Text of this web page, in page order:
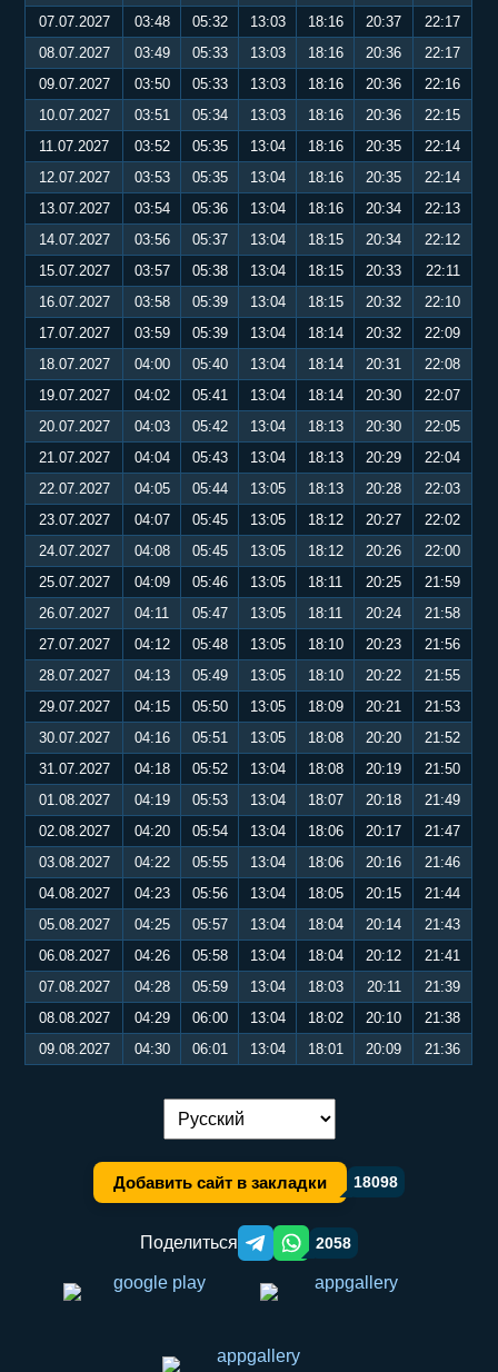
07.07.2027
03:48 05:32 13:03 18:16 20:37
22:17
08.07.2027
03:49 05:33 13:03 18:16 20:36
22:17
09.07.2027
03:50 05:33 13:03 18:16 20:36
22:16
10.07.2027
03:51 05:34 13:03 18:16 20:36
22:15
11.07.2027
03:52 05:35 13:04 18:16 20:35
22:14
12.07.2027
03:53 05:35 13:04 18:16 20:35
22:14
13.07.2027
03:54 05:36 13:04 18:16 20:34
22:13
14.07.2027
03:56 05:37 13:04 18:15 20:34
22:12
15.07.2027
03:57 05:38 13:04 18:15 20:33
22:11
16.07.2027
03:58 05:39 13:04 18:15 20:32
22:10
17.07.2027
03:59 05:39 13:04 18:14 20:32
22:09
18.07.2027
04:00 05:40 13:04 18:14 20:31
22:08
19.07.2027
04:02 05:41 13:04 18:14 20:30
22:07
20.07.2027
04:03 05:42 13:04 18:13 20:30
22:05
21.07.2027
04:04 05:43 13:04 18:13 20:29
22:04
22.07.2027
04:05 05:44 13:05 18:13 20:28
22:03
23.07.2027
04:07 05:45 13:05 18:12 20:27
22:02
24.07.2027
04:08 05:45 13:05 18:12 20:26
22:00
25.07.2027
04:09 05:46 13:05 18:11 20:25
21:59
26.07.2027
04:11 05:47 13:05 18:11 20:24
21:58
27.07.2027
04:12 05:48 13:05 18:10 20:23
21:56
28.07.2027
04:13 05:49 13:05 18:10 20:22
21:55
29.07.2027
04:15 05:50 13:05 18:09 20:21
21:53
30.07.2027
04:16 05:51 13:05 18:08 20:20
21:52
31.07.2027
04:18 05:52 13:04 18:08 20:19
21:50
01.08.2027
04:19 05:53 13:04 18:07 20:18
21:49
02.08.2027
04:20 05:54 13:04 18:06 20:17
21:47
03.08.2027
04:22 05:55 13:04 18:06 20:16
21:46
04.08.2027
04:23 05:56 13:04 18:05 20:15
21:44
05.08.2027
04:25 05:57 13:04 18:04 20:14
21:43
06.08.2027
04:26 05:58 13:04 18:04 20:12
21:41
07.08.2027
04:28 05:59 13:04 18:03 20:11
21:39
08.08.2027
04:29 06:00 13:04 18:02 20:10
21:38
09.08.2027
04:30 06:01 13:04 18:01 20:09 21:36
Переключение языка:
Добавить сайт в закладки 18098
Поделиться Telegram orqali ulashish
WhatsApp orqali ulashish
2058